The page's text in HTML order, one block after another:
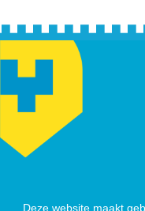
Deze website maakt